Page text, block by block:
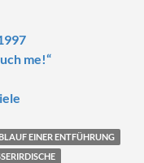
me!“
EINER ENTFÜHRUNG